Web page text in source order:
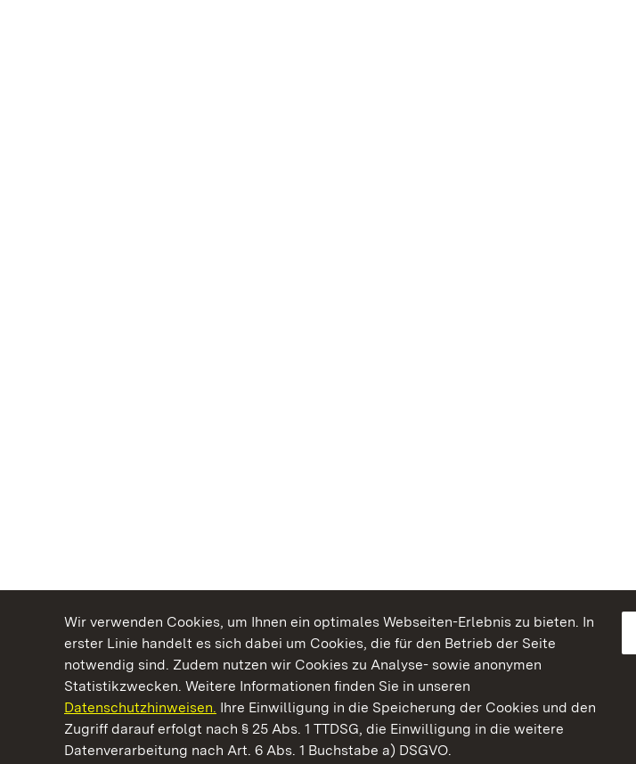
Wir verwenden Cookies, um Ihnen ein optimales Webseiten-Erlebnis zu bieten. In
erster Linie handelt es sich dabei um Cookies, die für den Betrieb der Seite
notwendig sind. Zudem nutzen wir Cookies zu Analyse- sowie anonymen
Statistikzwecken. Weitere Informationen finden Sie in unseren
Datenschutzhinweisen. Ihre Einwilligung in die Speicherung der Cookies und den
Zugriff darauf erfolgt nach § 25 Abs. 1 TTDSG, die Einwilligung in die weitere
Datenverarbeitung nach Art. 6 Abs. 1 Buchstabe a) DSGVO.
Kommen. Staunen. Genießen.